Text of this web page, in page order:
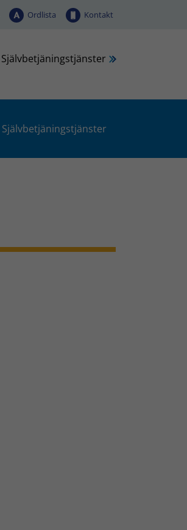
Ordlista Kontakt
Självbetjäningstjänster
Självbetjäningstjänster